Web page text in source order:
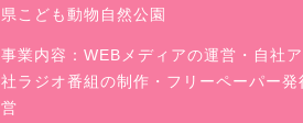
県こども動物自然公園
事業内容：WEBメディアの運営・自社
社ラジオ番組の制作・フリーペーパー発
営